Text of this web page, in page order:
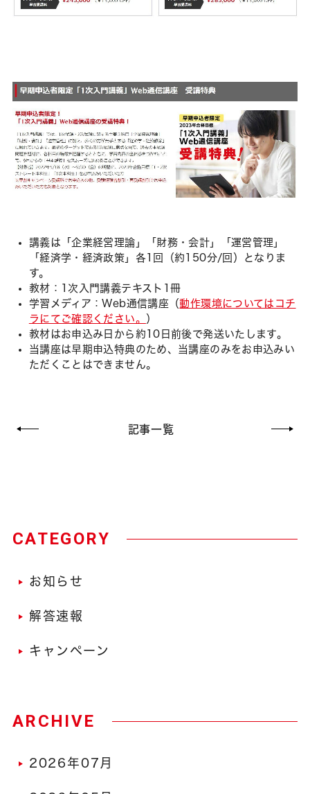
講義は「企業経営理論」「財務・会計」「運営管理」
「経済学・経済政策」各1回（約150分/回）となりま
す。
教材：1次入門講義テキスト1冊
学習メディア：Web通信講座（動作環境についてはコチ
ラにてご確認ください。
）
教材はお申込み日から約10日前後で発送いたします。
当講座は早期申込特典のため、当講座のみをお申込みい
ただくことはできません。
記事一覧
CATEGORY
お知らせ
解答速報
キャンペーン
ARCHIVE
2026年07月